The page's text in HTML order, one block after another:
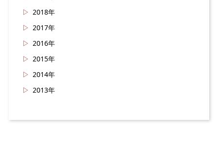
2018年
2017年
2016年
2015年
2014年
2013年